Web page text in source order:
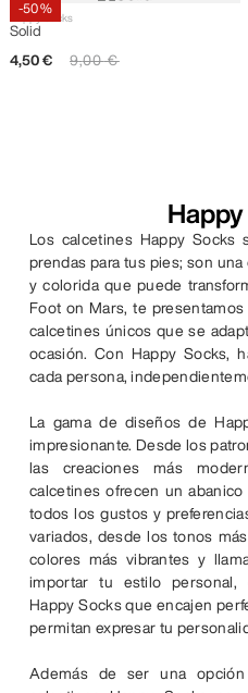
-50 %
Happy Socks
Solid
4,50 € 9,00 €
Los calcetines Happy
prendas para tus pies; son
y colorida que puede
Foot on Mars, te
calcetines únicos que se
ocasión. Con Happy Socks,
cada persona,
La gama de diseños de
impresionante. Desde los
las creaciones más
calcetines ofrecen un
todos los gustos y
variados, desde los tonos
colores más vibrantes y
importar tu estilo personal,
Happy Socks que encajen
permitan expresar tu
Además de ser una opción